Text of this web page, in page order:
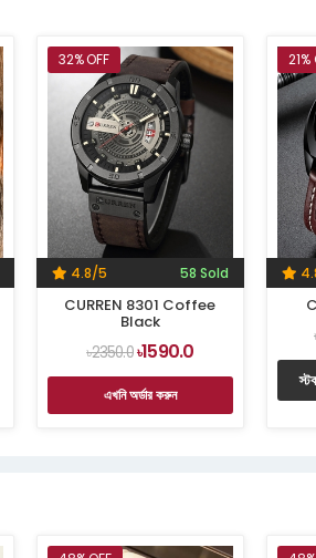
32% OFF
4.8/5 58 Sold
CURREN 8301 Coffee
Black
৳2350.0৳1590.0
এখনি অর্ডার করুন
21%